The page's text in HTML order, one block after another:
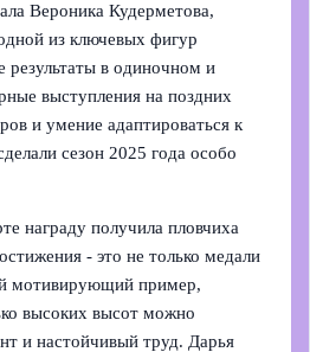
Вероника Кудерметова,
из ключевых фигур
результаты в одиночном и
выступления на поздних
и умение адаптироваться к
сезон 2025 года особо
награду получила пловчиха
- это не только медали
мотивирующий пример,
высоких высот можно
и настойчивый труд. Дарья